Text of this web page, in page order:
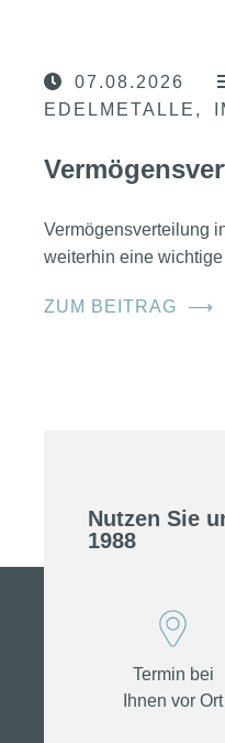
07.08.2026
EDELMETALLE
Vermögensverteilung
weiterhin eine
ZUM BEITRAG ⟶
Nutzen Sie
1988
Termin bei
Ihnen vor Ort